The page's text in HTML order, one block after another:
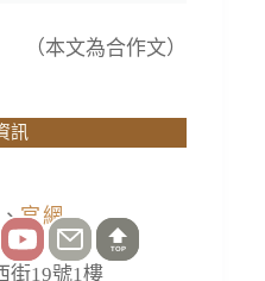
（本文為合作文）
訊​
、官網
街19號1樓
TOP